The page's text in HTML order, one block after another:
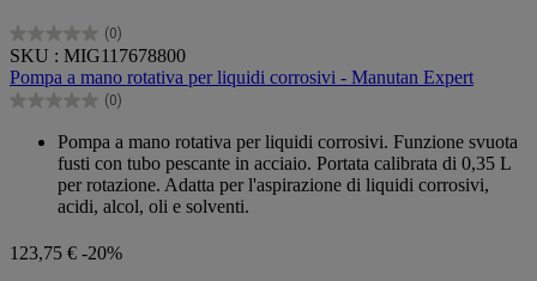
(0)
0.0
su
5
stelle.
SKU : MIG117678800
Pompa a mano rotativa per liquidi corrosivi - Manutan Expert
(0)
0.0
Pompa a mano rotativa per liquidi corrosivi. Funzione svuota
fusti con tubo pescante in acciaio. Portata calibrata di 0,35 L
per rotazione. Adatta per l'aspirazione di liquidi corrosivi,
acidi, alcol, oli e solventi.
123,75 € -20%